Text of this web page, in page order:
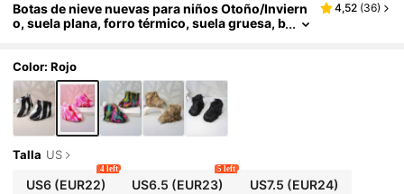
Botas de nieve nuevas para niños Otoño/Inviern
o, suela plana, forro térmico, suela gruesa, b
4,52 (36)
Color: Rojo
Talla US
US6(EUR22)
4 left
US6.5 (EUR23)
5 left
US7.5 (EUR24)